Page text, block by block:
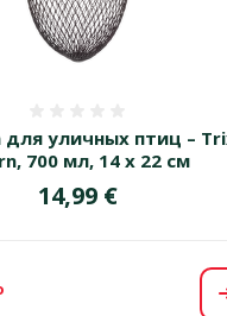
уличных птиц –
700 мл, 14 x 22 см
Цена
14,99 €